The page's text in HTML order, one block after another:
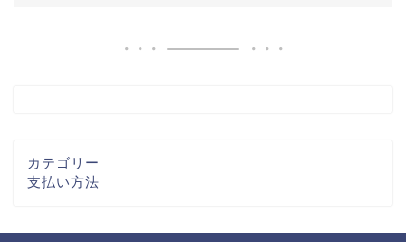
カテゴリー
支払い方法